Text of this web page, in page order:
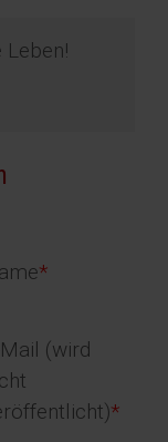
Leben!
*
(wird
*